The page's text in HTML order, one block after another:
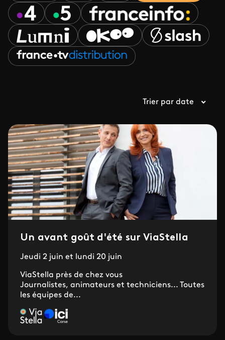
Trier par date
Un avant goût d'été sur ViaStella
Jeudi 2 juin et lundi 20 juin
ViaStella près de chez vous
Journalistes, animateurs et techniciens... Toutes
les équipes de...